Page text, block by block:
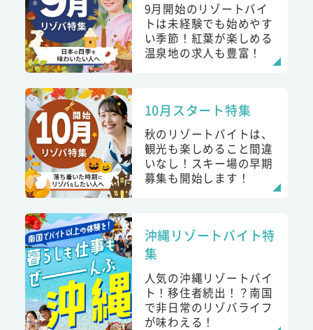
9月開始のリゾートバイ
トは未経験でも始めやす
い季節！紅葉が楽しめる
温泉地の求人も豊富！
10月スタート特集
秋のリゾートバイトは、
観光も楽しめること間違
いなし！スキー場の早期
募集も開始します！
沖縄リゾートバイト特
集
人気の沖縄リゾートバイ
ト！移住者続出！？南国
で非日常のリゾバライフ
が味わえる！